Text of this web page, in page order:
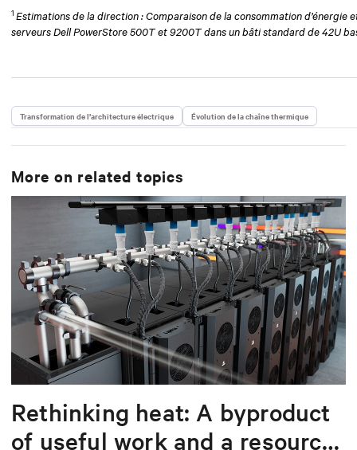
1 Estimations de la direction : Comparaison de la consommation
serveurs Dell PowerStore 500T et 9200T dans un bâti standard de 42U
Transformation de l’architecture électrique Évolution de la chaîne thermique
More on related topics
Rethinking heat: A byproduct
of useful work and a resource